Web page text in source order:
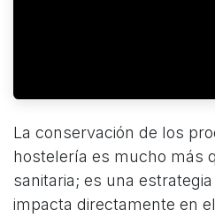
La conservación de los
hostelería es mucho más
sanitaria; es una
impacta directamente en